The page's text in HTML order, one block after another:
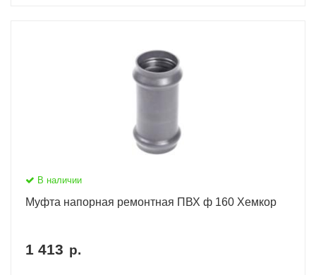
В наличии
Муфта напорная ремонтная ПВХ ф 160 Хемкор
1 413 р.